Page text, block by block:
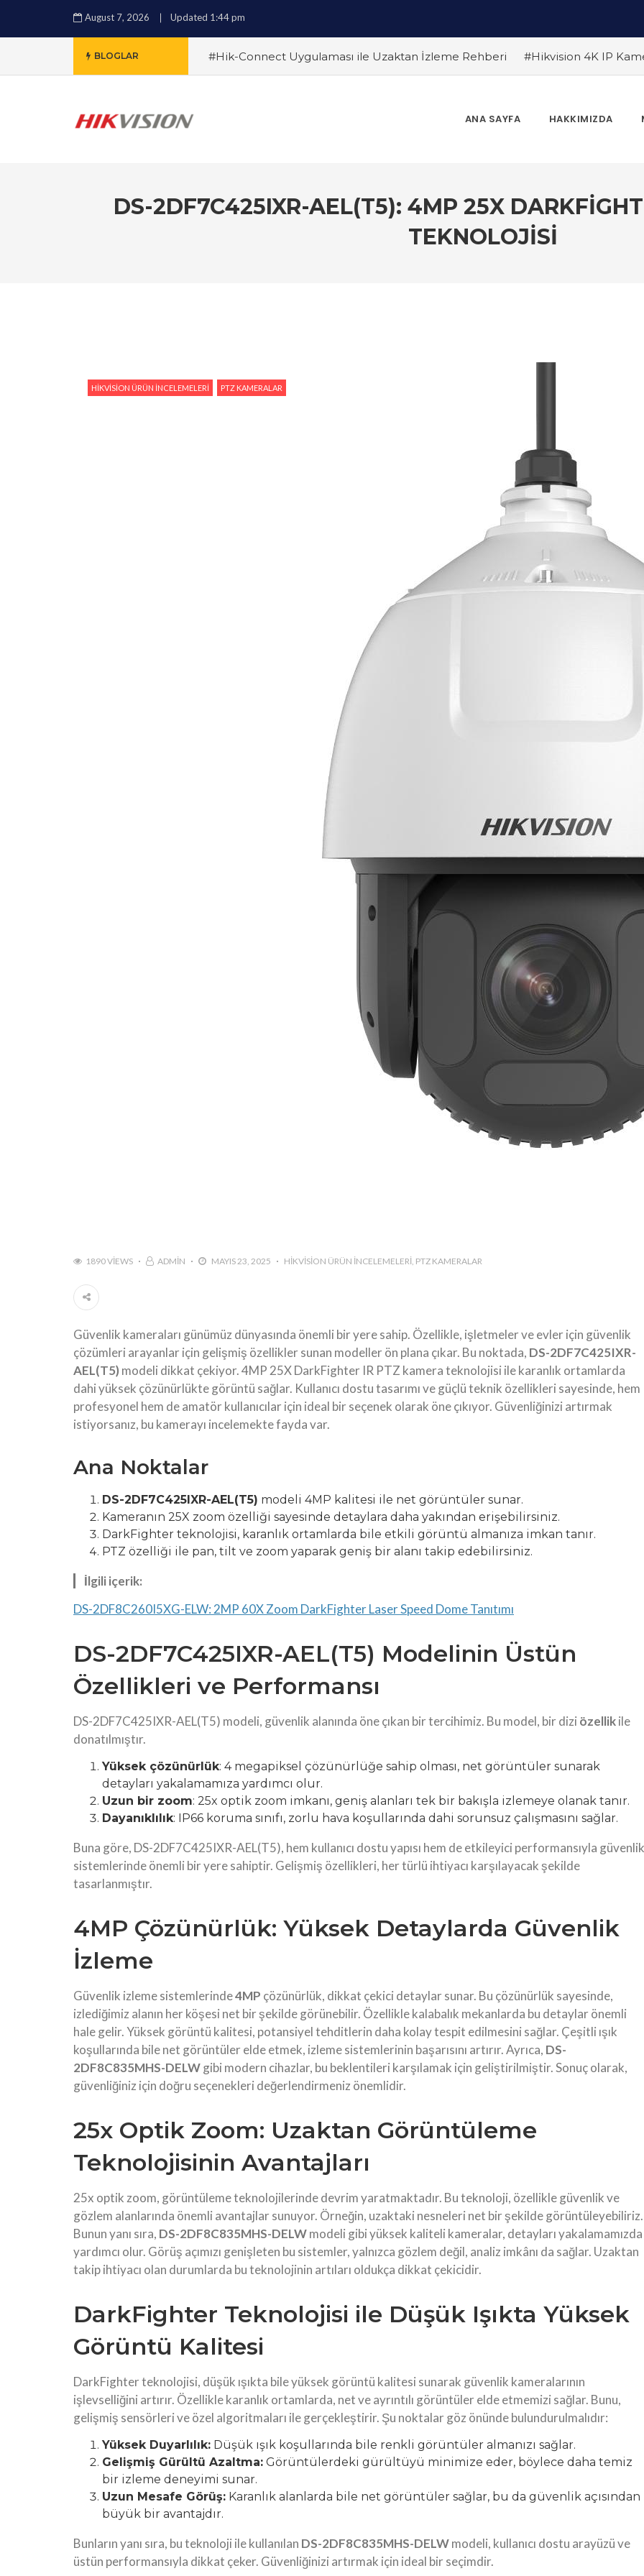
August 7, 2026 Updated 1:44 pm
BLOGLAR #Hik-Connect Uygulaması ile Uzaktan İzleme Rehberi
#Hikvision 4K IP
Sistemleri Arasındaki Farklar
#Endüstriyel Güvenlik Çözümleri ile İşyerinizi
#Yapay Zeka Destekli Kamera Sistemlerinin
ANA SAYFA HAKKIMIZDA
DS-2DF7C425IXR-AEL(T5): 4MP 25X
TEKNOLOJISI
HIKVISION ÜRÜN İNCELEMELERI PTZ KAMERALAR
1890 VIEWS ADMIN MAYIS 23, 2025 HIKVISION ÜRÜN İNCELEMELERI PTZ KAMERALAR
Güvenlik kameraları günümüz dünyasında önemli bir yere sahip. Özellikle, işletmeler ve evler için güvenlik
çözümleri arayanlar için gelişmiş özellikler sunan modeller ön plana çıkar. Bu noktada, DS-2DF7C425IXR-
AEL(T5) modeli dikkat çekiyor. 4MP 25X DarkFighter IR PTZ kamera teknolojisi ile karanlık ortamlarda
dahi yüksek çözünürlükte görüntü sağlar. Kullanıcı dostu tasarımı ve güçlü teknik özellikleri sayesinde, hem
profesyonel hem de amatör kullanıcılar için ideal bir seçenek olarak öne çıkıyor. Güvenliğinizi artırmak
istiyorsanız, bu kamerayı incelemekte fayda var.
Ana Noktalar
DS-2DF7C425IXR-AEL(T5) modeli 4MP kalitesi ile net görüntüler sunar.
Kameranın 25X zoom özelliği sayesinde detaylara daha yakından erişebilirsiniz.
DarkFighter teknolojisi, karanlık ortamlarda bile etkili görüntü almanıza imkan tanır.
PTZ özelliği ile pan, tilt ve zoom yaparak geniş bir alanı takip edebilirsiniz.
İlgili içerik:
DS-2DF8C260I5XG-ELW: 2MP 60X Zoom DarkFighter Laser Speed Dome Tanıtımı
DS-2DF7C425IXR-AEL(T5) Modelinin Üstün
Özellikleri ve Performansı
DS-2DF7C425IXR-AEL(T5) modeli, güvenlik alanında öne çıkan bir tercihimiz. Bu model, bir dizi özellikile
donatılmıştır.
Yüksek çözünürlük: 4 megapiksel çözünürlüğe sahip olması, net görüntüler sunarak
detayları yakalamamıza yardımcı olur.
Uzun bir zoom: 25x optik zoom imkanı, geniş alanları tek bir bakışla izlemeye olanak tanır.
Dayanıklılık: IP66 koruma sınıfı, zorlu hava koşullarında dahi sorunsuz çalışmasını sağlar.
Buna göre, DS-2DF7C425IXR-AEL(T5), hem kullanıcı dostu yapısı hem de etkileyici performansıyla güvenlik
sistemlerinde önemli bir yere sahiptir. Gelişmiş özellikleri, her türlü ihtiyacı karşılayacak şekilde
tasarlanmıştır.
4MP Çözünürlük: Yüksek Detaylarda Güvenlik
İzleme
Güvenlik izleme sistemlerinde4MP çözünürlük, dikkat çekici detaylar sunar. Bu çözünürlük sayesinde,
izlediğimiz alanın her köşesi net bir şekilde görünebilir. Özellikle kalabalık mekanlarda bu detaylar önemli
hale gelir. Yüksek görüntü kalitesi, potansiyel tehditlerin daha kolay tespit edilmesini sağlar. Çeşitli ışık
koşullarında bile net görüntüler elde etmek, izleme sistemlerinin başarısını artırır. Ayrıca, DS-
2DF8C835MHS-DELWgibi modern cihazlar, bu beklentileri karşılamak için geliştirilmiştir. Sonuç olarak,
güvenliğiniz için doğru seçenekleri değerlendirmeniz önemlidir.
25x Optik Zoom: Uzaktan Görüntüleme
Teknolojisinin Avantajları
25x optik zoom, görüntüleme teknolojilerinde devrim yaratmaktadır. Bu teknoloji, özellikle güvenlik ve
gözlem alanlarında önemli avantajlar sunuyor. Örneğin, uzaktaki nesneleri net bir şekilde görüntüleyebiliriz.
Bunun yanı sıra, DS-2DF8C835MHS-DELWmodeli gibi yüksek kaliteli kameralar, detayları yakalamamızda
yardımcı olur. Görüş açımızı genişleten bu sistemler, yalnızca gözlem değil, analiz imkânı da sağlar. Uzaktan
takip ihtiyacı olan durumlarda bu teknolojinin artıları oldukça dikkat çekicidir.
DarkFighter Teknolojisi ile Düşük Işıkta Yüksek
Görüntü Kalitesi
DarkFighter teknolojisi, düşük ışıkta bile yüksek görüntü kalitesi sunarak güvenlik kameralarının
işlevselliğini artırır. Özellikle karanlık ortamlarda, net ve ayrıntılı görüntüler elde etmemizi sağlar. Bunu,
gelişmiş sensörleri ve özel algoritmaları ile gerçekleştirir. Şu noktalar göz önünde bulundurulmalıdır:
Yüksek Duyarlılık: Düşük ışık koşullarında bile renkli görüntüler almanızı sağlar.
Gelişmiş Gürültü Azaltma: Görüntülerdeki gürültüyü minimize eder, böylece daha temiz
bir izleme deneyimi sunar.
Uzun Mesafe Görüş: Karanlık alanlarda bile net görüntüler sağlar, bu da güvenlik açısından
büyük bir avantajdır.
Bunların yanı sıra, bu teknoloji ile kullanılan DS-2DF8C835MHS-DELWmodeli, kullanıcı dostu arayüzü ve
üstün performansıyla dikkat çeker. Güvenliğinizi artırmak için ideal bir seçimdir.